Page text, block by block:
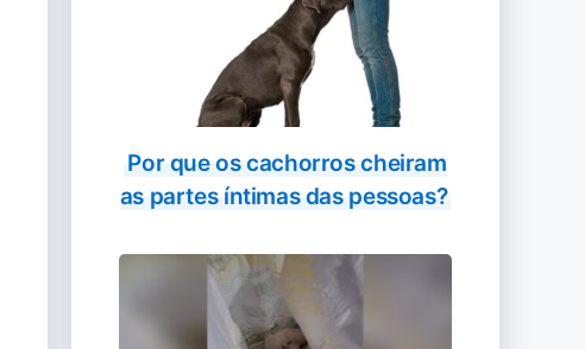
Por que os cachorros cheiram
as partes íntimas das pessoas?